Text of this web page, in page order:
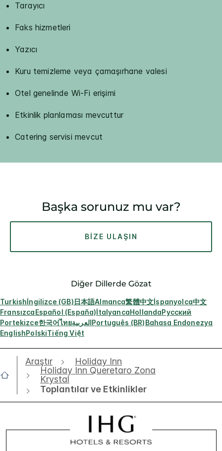
Tarayıcı
Faks hizmetleri
Yazıcı
Kuru temizleme veya çamaşırhane valesi
Otel genelinde Wi-Fi erişimi
Etkinlik planlaması mevcuttur
Catering servisi mevcut
Başka sorunuz mu var?
BIZE ULAŞIN
Diğer Dillerde Gözat
Turkishİngilizce (GB)日本語Almanca繁體中文İspanyolca中文
FransızcaEspañol (España)İtalyancaHollandaРусский
Portekizce한국어ไทยالعربيةPortuguês (BR)Bahasa Endonezya
EnglishPolskiTiếng Việt
Araştır
Holiday Inn
Holiday Inn Queretaro Zona
Krystal
Toplantılar ve Etkinlikler